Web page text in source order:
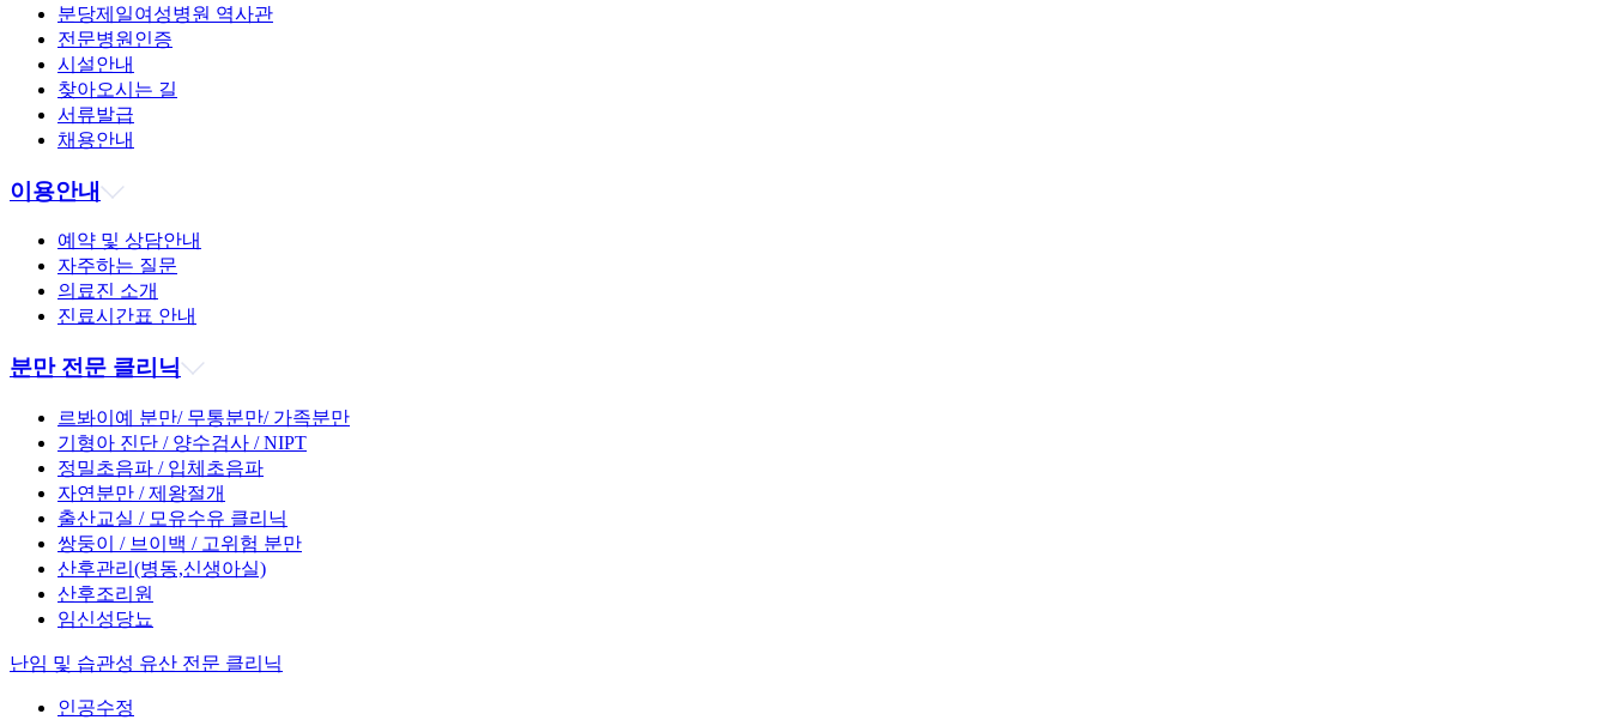
분당제일여성병원 역사관
전문병원인증
시설안내
찾아오시는 길
서류발급
채용안내
이용안내
예약 및 상담안내
자주하는 질문
의료진 소개
진료시간표 안내
분만 전문 클리닉
르봐이예 분만/ 무통분만/ 가족분만
기형아 진단 / 양수검사 / NIPT
정밀초음파 / 입체초음파
자연분만 / 제왕절개
출산교실 / 모유수유 클리닉
쌍둥이 / 브이백 / 고위험 분만
산후관리(병동,신생아실)
산후조리원
임신성당뇨
난임 및 습관성 유산 전문 클리닉
인공수정